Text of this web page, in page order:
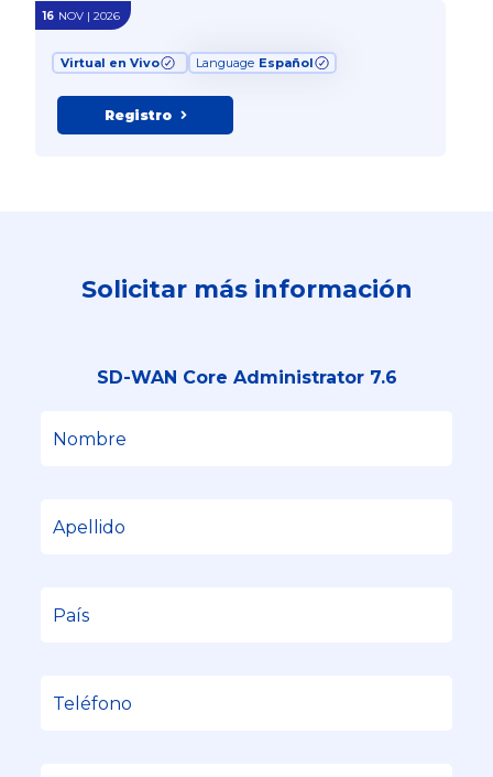
16 NOV | 2026
Virtual en Vivo Language Español
Registro
Solicitar más información
SD-WAN Core Administrator 7.6